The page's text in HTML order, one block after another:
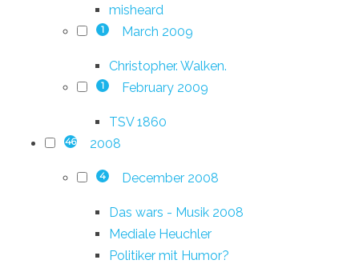
misheard
1 March 2009
Christopher. Walken.
1 February 2009
TSV 1860
46 2008
4 December 2008
Das wars - Musik 2008
Mediale Heuchler
Politiker mit Humor?